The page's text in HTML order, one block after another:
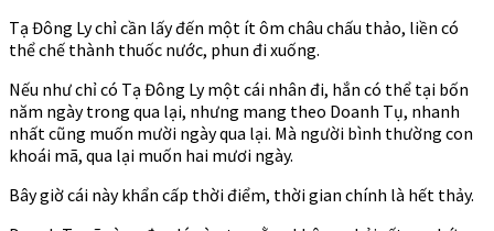
Tạ Đông Ly chỉ cần lấy đến một ít ôm châu chấu thảo, liền có
thể chế thành thuốc nước, phun đi xuống.
Nếu như chỉ có Tạ Đông Ly một cái nhân đi, hắn có thể tại bốn
năm ngày trong qua lại, nhưng mang theo Doanh Tụ, nhanh
nhất cũng muốn mười ngày qua lại. Mà người bình thường con
khoái mã, qua lại muốn hai mươi ngày.
Bây giờ cái này khẩn cấp thời điểm, thời gian chính là hết thảy.